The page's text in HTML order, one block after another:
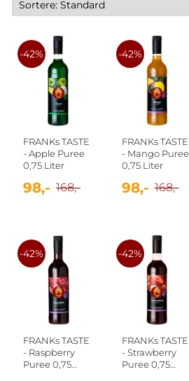
-42%
FRANKs TASTE
- Apple Puree
0,75 Liter
98,- 168,-
-42%
FRANKs TASTE
- Mango Puree
0,75 Liter
98,- 168,-
-42%
FRANKs TASTE
- Raspberry
Puree 0,75
-42%
FRANKs TASTE
- Strawberry
Puree 0,75